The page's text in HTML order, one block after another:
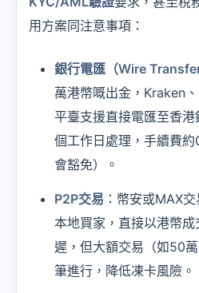
用方案同注意事項：
銀行電匯（Wire Transfer
萬港幣嘅出金，Kraken
平臺支援直接電匯至香
個工作日處理，手續費
會豁免）。
P2P交易 ：幣安或MAX
本地買家，直接以港幣
遲，但大額交易（如50
筆進行，降低凍卡風險。